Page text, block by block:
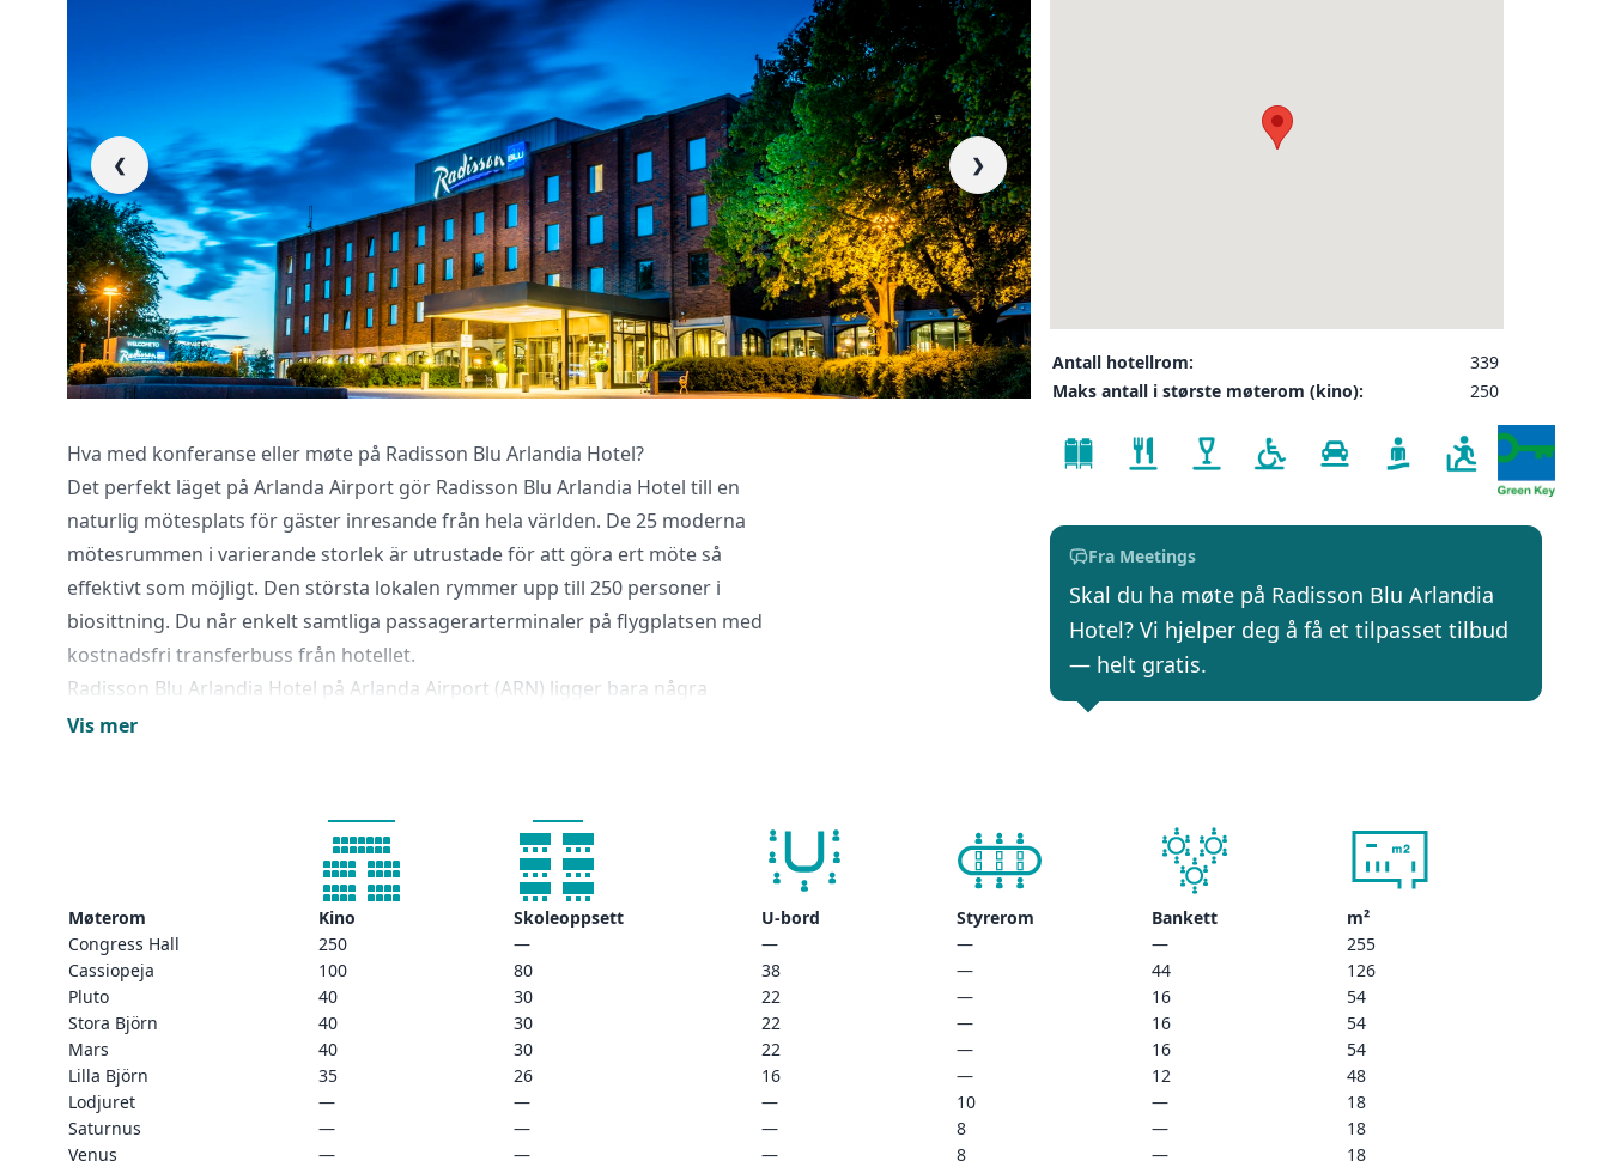
❮ ❯
Hva med konferanse eller møte på Radisson Blu Arlandia Hotel?
Det perfekt läget på Arlanda Airport gör Radisson Blu Arlandia Hotel till en
naturlig mötesplats för gäster inresande från hela världen. De 25 moderna
mötesrummen i varierande storlek är utrustade för att göra ert möte så
effektivt som möjligt. Den största lokalen rymmer upp till 250 personer i
biosittning. Du når enkelt samtliga passagerarterminaler på flygplatsen med
kostnadsfri transferbuss från hotellet.
Radisson Blu Arlandia Hotel på Arlanda Airport (ARN) ligger bara några
minuter från terminalerna och du tar dig enkelt till flygplatsen med vår
destinationer i Sverige och Skandinavien. Arlanda Express-tåget kommer
bekvämt att transportera dig direkt till Stockholms centralstation, varifrån
du kan utforska några av stadens populäraste attraktioner till fots.
Vis mer
Antall hotellrom:
339
Maks antall i største møterom (kino):
250
Fra Meetings
Skal du ha møte på Radisson Blu Arlandia
Hotel? Vi hjelper deg å få et tilpasset tilbud
— helt gratis.
Møterom Kino Skoleoppsett U-bord Styrerom Bankett
m²
Congress Hall
250 — — — —
255
Cassiopeja
100 80 38 — 44
126
Pluto
40 30 22 — 16
54
Stora Björn
40 30 22 — 16
54
Mars
40 30 22 — 16
54
Lilla Björn
35 26 16 — 12
48
Lodjuret
— — — 10 —
18
Saturnus
— — — 8 —
18
Venus
— — — 8 —
18
Vi innhenter uforpliktende tilbud, gir råd og forhandler priser og betingelser, bestiller på ønsket sted,
gjennomgår kontrakt og følger opp viktige frister. Tjenesten er kostnadsfri for deg som kunde, og det
er ingen påslag i prisene.
LUKK VINDU